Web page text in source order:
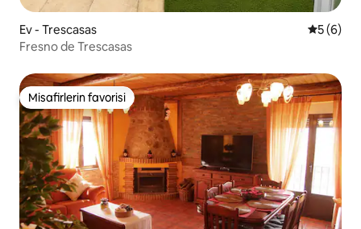
Ev - Trescasas 55 (6)
Fresno de Trescasas
Misafirlerin favorisi
Misafirlerin favorisi